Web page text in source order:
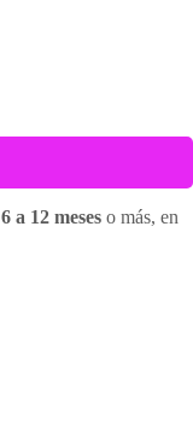
6 a 12 meses o más, en